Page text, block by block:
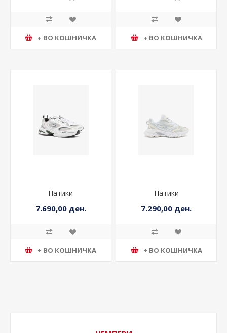
+ ВО КОШНИЧКА + ВО КОШНИЧКА
Патики
7.690,00 ден.
+ ВО КОШНИЧКА
Патики
7.290,00 ден.
+ ВО КОШНИЧКА